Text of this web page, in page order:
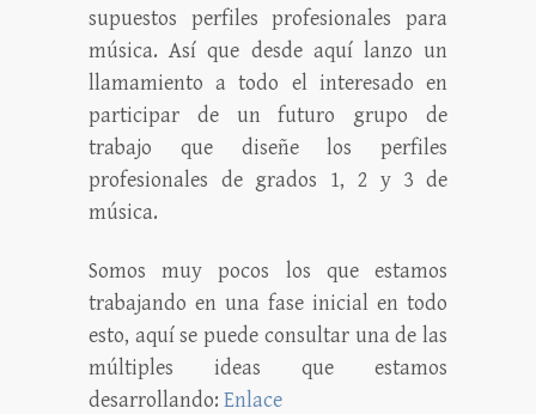
supuestos perfiles profesionales para
música. Así que desde aquí lanzo un
llamamiento a todo el interesado en
participar de un futuro grupo de
trabajo que diseñe los perfiles
profesionales de grados 1, 2 y 3 de
música.
Somos muy pocos los que estamos
trabajando en una fase inicial en todo
esto, aquí se puede consultar una de las
múltiples ideas que estamos
desarrollando: Enlace